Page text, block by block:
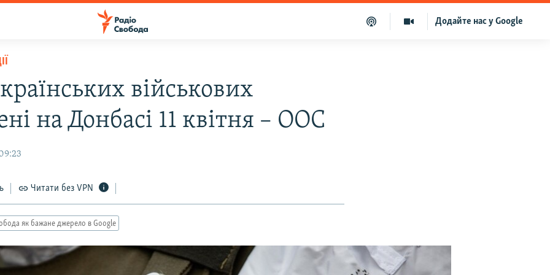
Додайте нас у Google
військових
на Донбасі 11 квітня – ООС
Читати без VPN
як бажане джерело в Google